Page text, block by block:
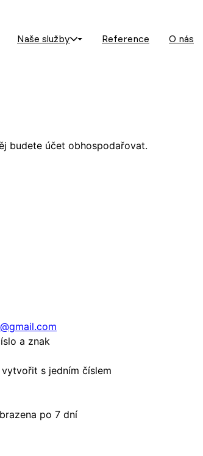
Naše služby Reference O nás
budete účet obhospodařovat.
a znak
s jedním číslem
po 7 dní